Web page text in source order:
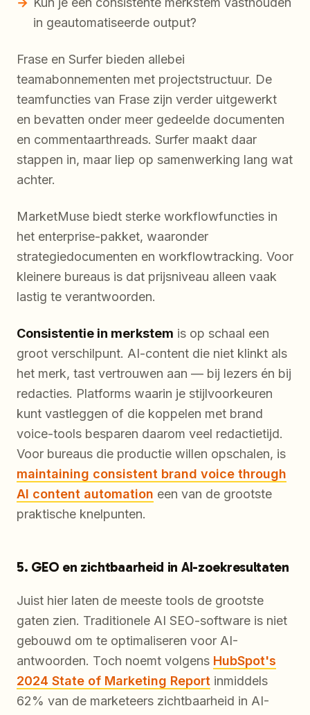
in geautomatiseerde output?
Frase en Surfer bieden allebei
teamabonnementen met projectstructuur. De
teamfuncties van Frase zijn verder uitgewerkt
en bevatten onder meer gedeelde documenten
en commentaarthreads. Surfer maakt daar
stappen in, maar liep op samenwerking lang wat
achter.
MarketMuse biedt sterke workflowfuncties in
het enterprise-pakket, waaronder
strategiedocumenten en workflowtracking. Voor
kleinere bureaus is dat prijsniveau alleen vaak
lastig te verantwoorden.
Consistentie in merkstem is op schaal een
groot verschilpunt. AI-content die niet klinkt als
het merk, tast vertrouwen aan — bij lezers én bij
redacties. Platforms waarin je stijlvoorkeuren
kunt vastleggen of die koppelen met brand
voice-tools besparen daarom veel redactietijd.
Voor bureaus die productie willen opschalen, is
maintaining consistent brand voice through
AI content automation een van de grootste
praktische knelpunten.
5. GEO en zichtbaarheid in AI-zoekresultaten
Juist hier laten de meeste tools de grootste
gaten zien. Traditionele AI SEO-software is niet
gebouwd om te optimaliseren voor AI-
antwoorden. Toch noemt volgens HubSpot's
2024 State of Marketing Report inmiddels
62% van de marketeers zichtbaarheid in AI-